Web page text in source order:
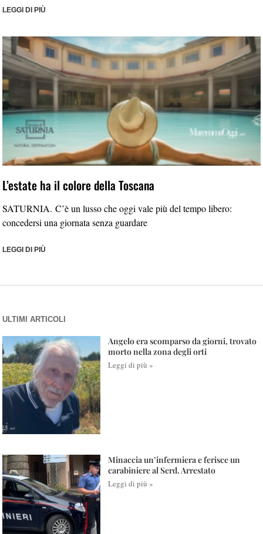
LEGGI DI PIÙ
L’estate ha il colore della Toscana
SATURNIA. C’è un lusso che oggi vale più del tempo libero:
concedersi una giornata senza guardare
LEGGI DI PIÙ
ULTIMI ARTICOLI
Angelo era scomparso da giorni, trovato
morto nella zona degli orti
Leggi di più »
Minaccia un’infermiera e ferisce un
carabiniere al Serd. Arrestato
Leggi di più »